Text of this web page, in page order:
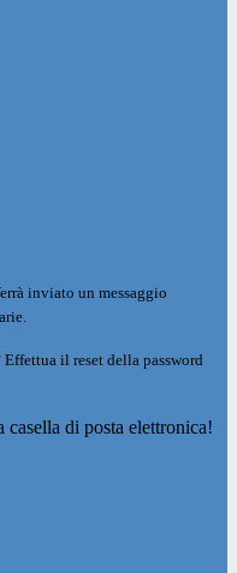
inviato un messaggio
il reset della password
di posta elettronica!